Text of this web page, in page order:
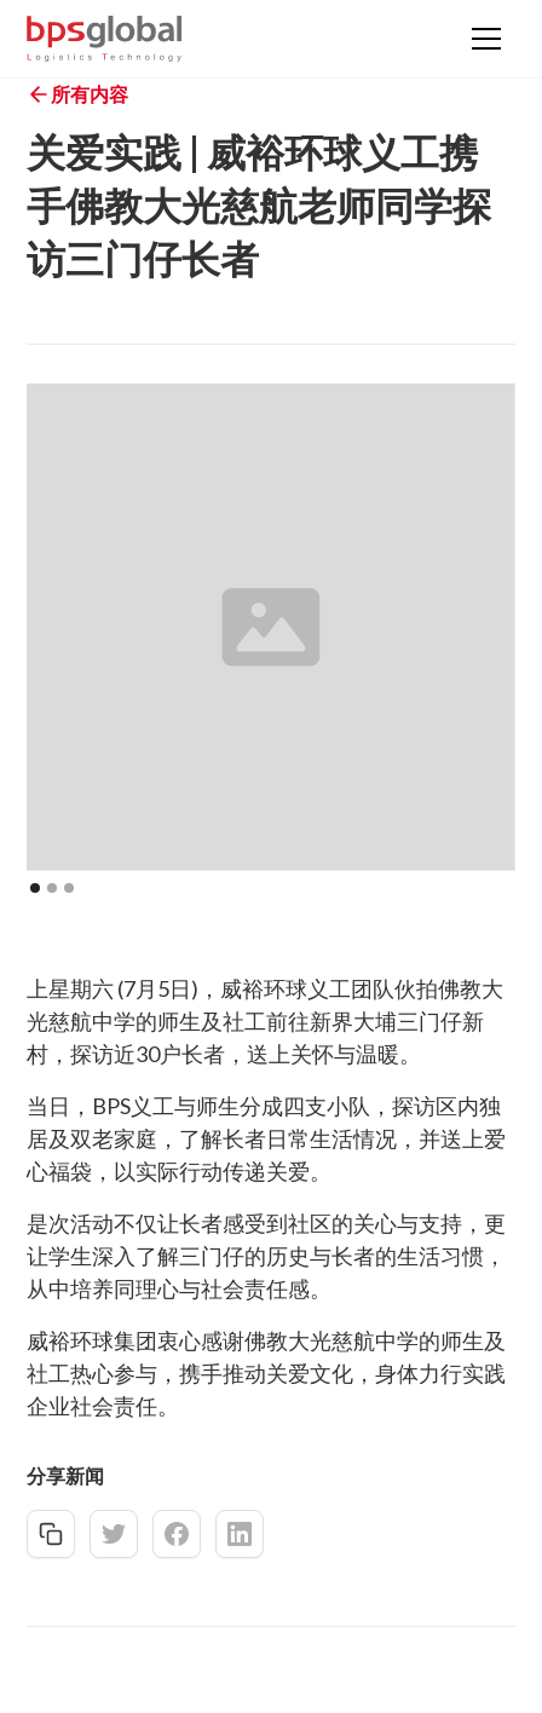
所有内容
关爱实践 | 威裕环球义工携
手佛教大光慈航老师同学探
访三门仔长者
上星期六 (7月5日)，威裕环球义工团队伙拍佛教大
光慈航中学的师生及社工前往新界大埔三门仔新
村，探访近30户长者，送上关怀与温暖。
当日，BPS义工与师生分成四支小队，探访区内独
居及双老家庭，了解长者日常生活情况，并送上爱
心福袋，以实际行动传递关爱。
是次活动不仅让长者感受到社区的关心与支持，更
让学生深入了解三门仔的历史与长者的生活习惯，
从中培养同理心与社会责任感。
威裕环球集团衷心感谢佛教大光慈航中学的师生及
社工热心参与，携手推动关爱文化，身体力行实践
企业社会责任。
分享新闻